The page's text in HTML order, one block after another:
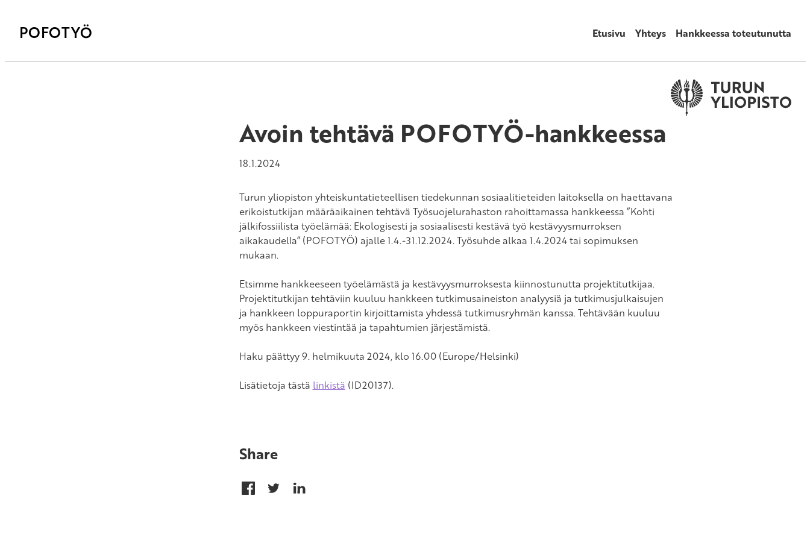
POFOTYÖ Etusivu Yhteys Hankkeessa toteutunutta
Avoin tehtävä POFOTYÖ-hankkeessa
18.1.2024
Turun yliopiston yhteiskuntatieteellisen tiedekunnan sosiaalitieteiden laitoksella on haettavana
erikoistutkijan määräaikainen tehtävä Työsuojelurahaston rahoittamassa hankkeessa ”Kohti
jälkifossiilista työelämää: Ekologisesti ja sosiaalisesti kestävä työ kestävyysmurroksen
aikakaudella” (POFOTYÖ) ajalle 1.4.-31.12.2024. Työsuhde alkaa 1.4.2024 tai sopimuksen
mukaan.
Etsimme hankkeeseen työelämästä ja kestävyysmurroksesta kiinnostunutta projektitutkijaa.
Projektitutkijan tehtäviin kuuluu hankkeen tutkimusaineiston analyysiä ja tutkimusjulkaisujen
ja hankkeen loppuraportin kirjoittamista yhdessä tutkimusryhmän kanssa. Tehtävään kuuluu
myös hankkeen viestintää ja tapahtumien järjestämistä.
Haku päättyy 9. helmikuuta 2024, klo 16.00 (Europe/Helsinki)
Lisätietoja tästä linkistä (ID20137).
Share